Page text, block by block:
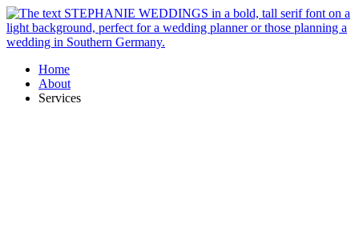
Skip
to
content
Home
About
Services